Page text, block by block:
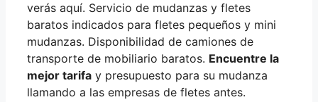
verás aquí. Servicio de mudanzas y fletes
baratos indicados para fletes pequeños y mini
mudanzas. Disponibilidad de camiones de
transporte de mobiliario baratos. Encuentre la
mejor tarifa y presupuesto para su mudanza
llamando a las empresas de fletes antes.